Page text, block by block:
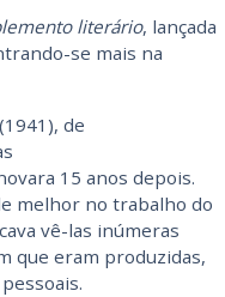
literário, lançada
se mais na
de
15 anos depois.
melhor no trabalho do
vê-las inúmeras
que eram produzidas,